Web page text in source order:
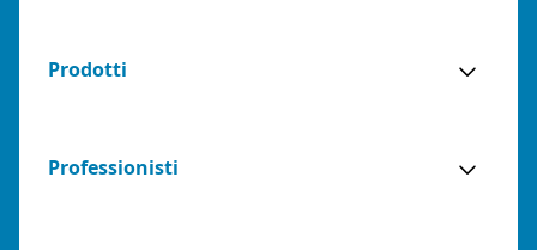
Prodotti
Professionisti